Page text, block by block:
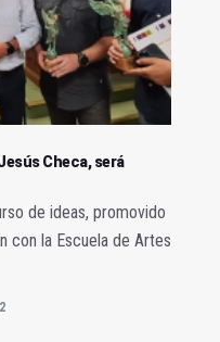
Checa, será
de ideas, promovido
con la Escuela de Artes